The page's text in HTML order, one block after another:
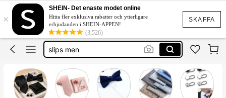
SKAFFA
×
SHEIN- Det enaste modet online
Hitta fler exklusiva rabatter och ytterligare
erbjudanden i SHEIN-APPEN!
(3,526)
slips herr
tie
slips men
tie for men
slips herr